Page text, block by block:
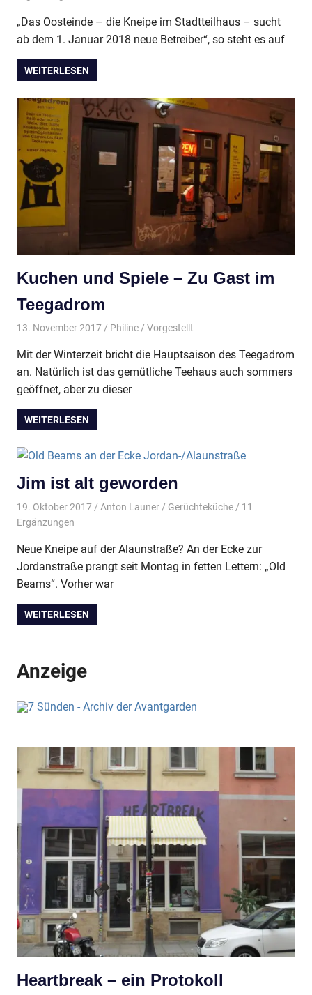
„Das Oosteinde – die Kneipe im Stadtteilhaus – sucht
ab dem 1. Januar 2018 neue Betreiber“, so steht es auf
WEITERLESEN
Kuchen und Spiele – Zu Gast im
Teegadrom
13. November 2017 Philine Vorgestellt
Mit der Winterzeit bricht die Hauptsaison des Teegadrom
an. Natürlich ist das gemütliche Teehaus auch sommers
geöffnet, aber zu dieser
WEITERLESEN
Jim ist alt geworden
19. Oktober 2017 Anton Launer Gerüchteküche/ 11
Ergänzungen
Neue Kneipe auf der Alaunstraße? An der Ecke zur
Jordanstraße prangt seit Montag in fetten Lettern: „Old
Beams“. Vorher war
WEITERLESEN
Anzeige
Heartbreak – ein Protokoll